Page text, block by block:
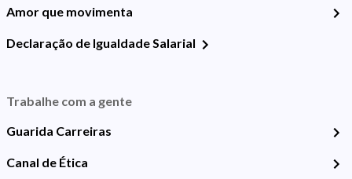
Amor que movimenta
Declaração de Igualdade Salarial
Trabalhe com a gente
Guarida Carreiras
Canal de Ética